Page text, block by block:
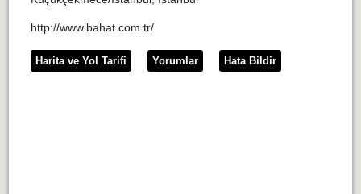
http://www.bahat.com.tr/
Harita ve Yol Tarifi Yorumlar Hata Bildir